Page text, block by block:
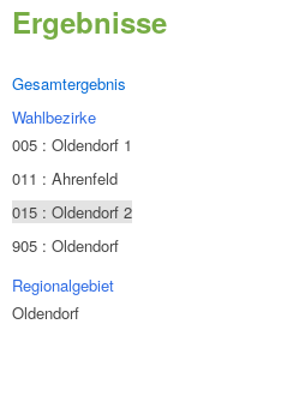
Ergebnisse
Gesamtergebnis
Wahlbezirke
005 : Oldendorf 1
011 : Ahrenfeld
015 : Oldendorf 2
905 : Oldendorf
Regionalgebiet
Oldendorf